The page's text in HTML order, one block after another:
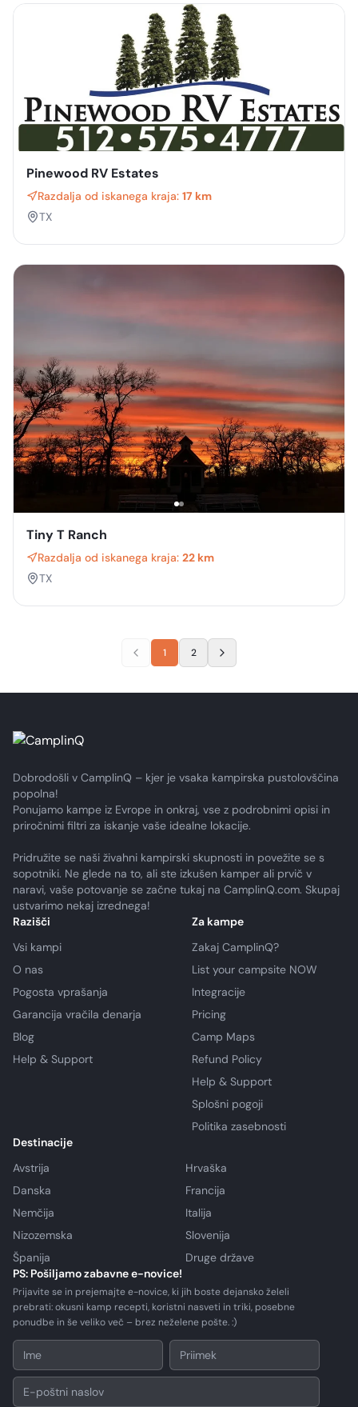
Pinewood RV Estates
Razdalja od iskanega kraja: 17 km
TX
Tiny T Ranch
Razdalja od iskanega kraja: 22 km
TX
1 2
Dobrodošli v CamplinQ – kjer je vsaka kampirska pustolovščina
popolna!
Ponujamo kampe iz Evrope in onkraj, vse z podrobnimi opisi in
priročnimi filtri za iskanje vaše idealne lokacije.
Pridružite se naši živahni kampirski skupnosti in povežite se s
sopotniki. Ne glede na to, ali ste izkušen kamper ali prvič v
naravi, vaše potovanje se začne tukaj na CamplinQ.com. Skupaj
ustvarimo nekaj izrednega!
Razišči
Vsi kampi
O nas
Pogosta vprašanja
Garancija vračila denarja
Blog
Help & Support
Za kampe
Zakaj CamplinQ?
List your campsite NOW
Integracije
Pricing
Camp Maps
Refund Policy
Help & Support
Splošni pogoji
Politika zasebnosti
Destinacije
Avstrija
Hrvaška
Danska
Francija
Nemčija
Italija
Nizozemska
Slovenija
Španija
Druge države
PS: Pošiljamo zabavne e-novice!
Prijavite se in prejemajte e-novice, ki jih boste dejansko želeli
prebrati: okusni kamp recepti, koristni nasveti in triki, posebne
ponudbe in še veliko več – brez neželene pošte. :)